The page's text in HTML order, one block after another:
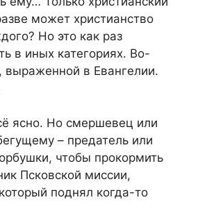
может христианство
Но это как раз
в иных категориях. Во-
выраженной в Евангелии.
ясно. Но смершевец или
– предатель или
чтобы прокормить
Псковской миссии,
поднял когда-то